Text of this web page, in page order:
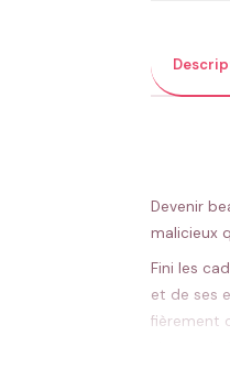
Devenir
malicieux
Fini les
et de ses
fièrement